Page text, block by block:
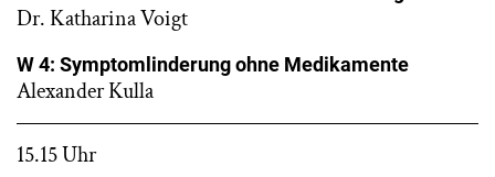
Dr. Katharina Voigt
W 4: Symptomlinderung ohne Medikamente
Alexander Kulla
15.15 Uhr